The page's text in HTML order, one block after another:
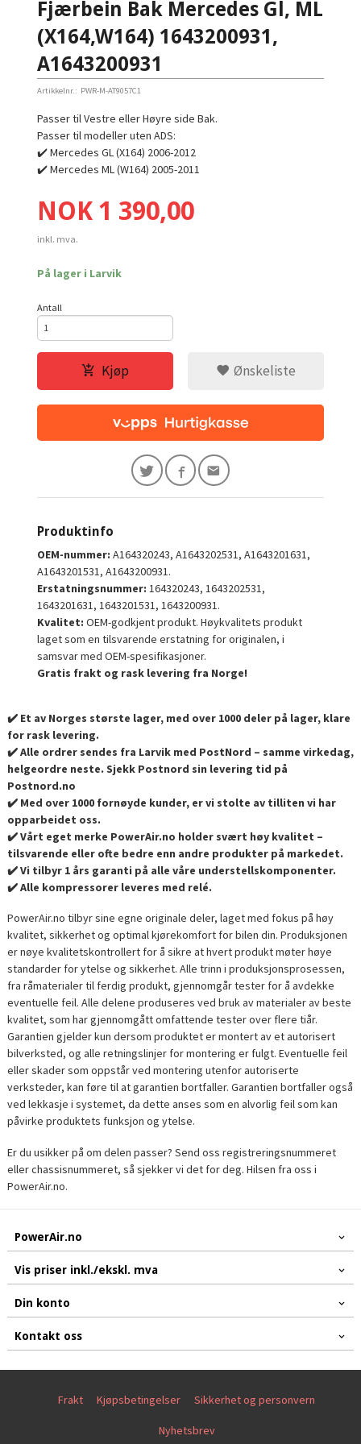
Fjærbein Bak Mercedes Gl, ML
(X164,W164) 1643200931,
A1643200931
Artikkelnr.: PWR-M-AT9057C1
Passer til Vestre eller Høyre side Bak.
Passer til modeller uten ADS:
✔️ Mercedes GL (X164) 2006-2012
✔️ Mercedes ML (W164) 2005-2011
Pris
NOK 1 390,00
inkl. mva.
På lager i Larvik
Antall
Kjøp Ønskeliste
Produktinfo
OEM-nummer: A164320243, A1643202531, A1643201631,
A1643201531, A1643200931.
Erstatningsnummer: 164320243, 1643202531,
1643201631, 1643201531, 1643200931.
Kvalitet: OEM-godkjent produkt. Høykvalitets produkt
laget som en tilsvarende erstatning for originalen, i
samsvar med OEM-spesifikasjoner.
Gratis frakt og rask levering fra Norge!
✔️ Et av Norges største lager, med over 1000 deler på lager, klare
for rask levering.
✔️ Alle ordrer sendes fra Larvik med PostNord – samme virkedag,
helgeordre neste. Sjekk Postnord sin levering tid på
Postnord.no
✔️ Med over 1000 fornøyde kunder, er vi stolte av tilliten vi har
opparbeidet oss.
✔️ Vårt eget merke PowerAir.no holder svært høy kvalitet –
tilsvarende eller ofte bedre enn andre produkter på markedet.
✔️ Vi tilbyr 1 års garanti på alle våre understellskomponenter.
✔️ Alle kompressorer leveres med relé.
PowerAir.no tilbyr sine egne originale deler, laget med fokus på høy
kvalitet, sikkerhet og optimal kjørekomfort for bilen din. Produksjonen
er nøye kvalitetskontrollert for å sikre at hvert produkt møter høye
standarder for ytelse og sikkerhet. Alle trinn i produksjonsprosessen,
fra råmaterialer til ferdig produkt, gjennomgår tester for å avdekke
eventuelle feil. Alle delene produseres ved bruk av materialer av beste
kvalitet, som har gjennomgått omfattende tester over flere tiår.
Garantien gjelder kun dersom produktet er montert av et autorisert
bilverksted, og alle retningslinjer for montering er fulgt. Eventuelle feil
eller skader som oppstår ved montering utenfor autoriserte
verksteder, kan føre til at garantien bortfaller. Garantien bortfaller også
ved lekkasje i systemet, da dette anses som en alvorlig feil som kan
påvirke produktets funksjon og ytelse.
Er du usikker på om delen passer? Send oss registreringsnummeret
eller chassisnummeret, så sjekker vi det for deg. Hilsen fra oss i
PowerAir.no.
PowerAir.no
Vis priser inkl./ekskl. mva
Din konto
Kontakt oss
Frakt Kjøpsbetingelser Sikkerhet og personvern
Nyhetsbrev